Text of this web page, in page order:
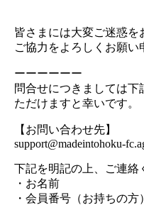
皆さまには大変ご迷惑を
ご協力をよろしくお願い
ーーーーーー
問合せにつきましては
ただけますと幸いです。
【お問い合わせ先】
support@madeintohoku-
下記を明記の上、ご連絡
・お名前
・会員番号（お持ちの方）